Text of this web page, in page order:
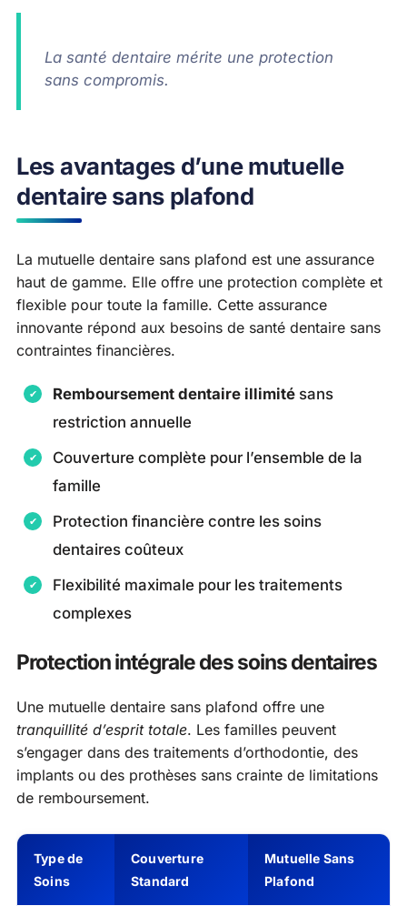
La santé dentaire mérite une protection
sans compromis.
Les avantages d’une mutuelle
dentaire sans plafond
La mutuelle dentaire sans plafond est une assurance
haut de gamme. Elle offre une protection complète et
flexible pour toute la famille. Cette assurance
innovante répond aux besoins de santé dentaire sans
contraintes financières.
Remboursement dentaire illimité sans
restriction annuelle
Couverture complète pour l’ensemble de la
famille
Protection financière contre les soins
dentaires coûteux
Flexibilité maximale pour les traitements
complexes
Protection intégrale des soins dentaires
Une mutuelle dentaire sans plafond offre une
tranquillité d’esprit totale. Les familles peuvent
s’engager dans des traitements d’orthodontie, des
implants ou des prothèses sans crainte de limitations
de remboursement.
Type de
Soins
Couverture
Standard
Mutuelle Sans
Plafond